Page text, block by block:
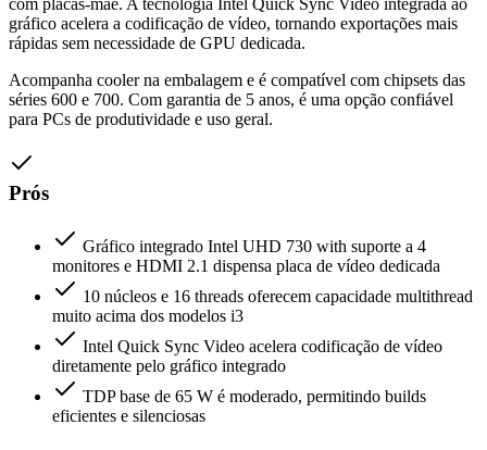
com placas-mãe. A tecnologia Intel Quick Sync Video integrada ao
gráfico acelera a codificação de vídeo, tornando exportações mais
rápidas sem necessidade de GPU dedicada.
Acompanha cooler na embalagem e é compatível com chipsets das
séries 600 e 700. Com garantia de 5 anos, é uma opção confiável
para PCs de produtividade e uso geral.
Prós
Gráfico integrado Intel UHD 730 with suporte a 4
monitores e HDMI 2.1 dispensa placa de vídeo dedicada
10 núcleos e 16 threads oferecem capacidade multithread
muito acima dos modelos i3
Intel Quick Sync Video acelera codificação de vídeo
diretamente pelo gráfico integrado
TDP base de 65 W é moderado, permitindo builds
eficientes e silenciosas